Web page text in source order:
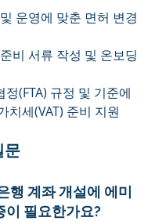
운영에 맞춘 면허 변경
비 서류 작성 및 온보딩
정(FTA) 규정 및 기준에
치세(VAT) 준비 지원
문
행 계좌 개설에 에미
이 필요한가요?